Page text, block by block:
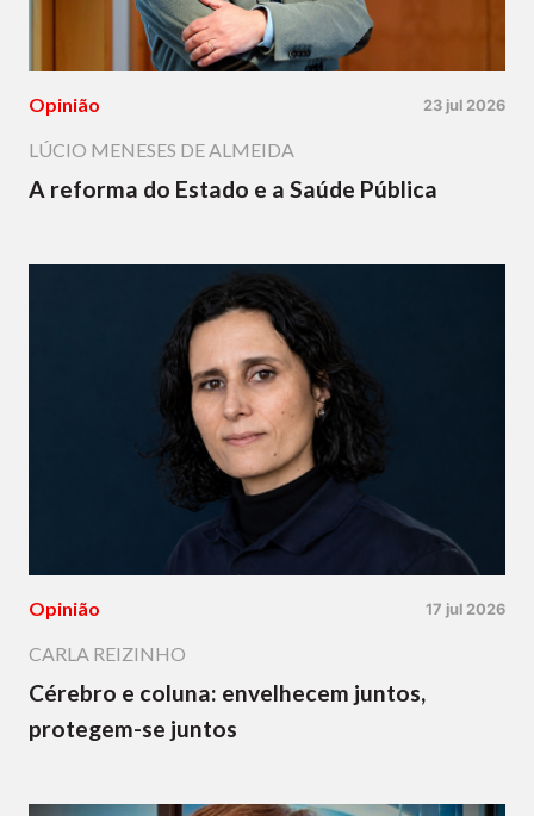
Opinião 23 jul 2026
LÚCIO MENESES DE ALMEIDA
A reforma do Estado e a Saúde Pública
Opinião 17 jul 2026
CARLA REIZINHO
Cérebro e coluna: envelhecem juntos,
protegem-se juntos